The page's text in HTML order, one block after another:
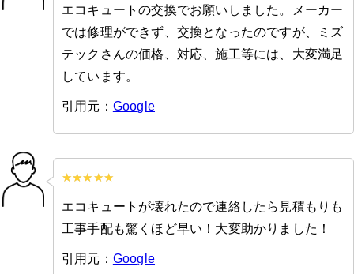
エコキュートの交換でお願いしました。メーカー
では修理ができず、交換となったのですが、ミズ
テックさんの価格、対応、施工等には、大変満足
しています。
引用元： Google
エコキュートが壊れたので連絡したら見積もりも
工事手配も驚くほど早い！大変助かりました！
引用元： Google